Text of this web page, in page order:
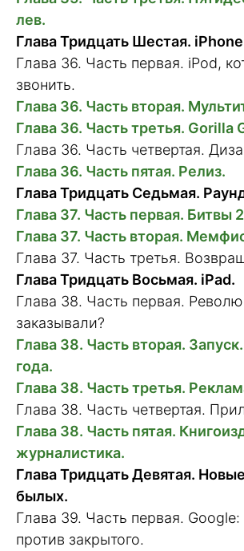
лев.
Глава Тридцать Шестая.
Глава 36. Часть первая. iPod,
звонить.
Глава 36. Часть вторая.
Глава 36. Часть третья. Gorilla
Глава 36. Часть четвертая.
Глава 36. Часть пятая. Релиз.
Глава Тридцать Седьмая.
Глава 37. Часть первая. Битвы
Глава 37. Часть вторая.
Глава 37. Часть третья.
Глава Тридцать Восьмая. iPad.
Глава 38. Часть первая.
заказывали?
Глава 38. Часть вторая.
года.
Глава 38. Часть третья.
Глава 38. Часть четвертая.
Глава 38. Часть пятая.
журналистика.
Глава Тридцать Девятая.
былых.
Глава 39. Часть первая.
против закрытого.